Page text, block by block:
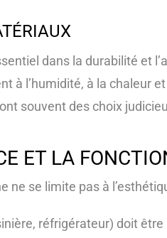
dans la durabilité et
à l’humidité, à la chaleur
souvent des choix
ET LA
ne se limite pas à
réfrigérateur) doit